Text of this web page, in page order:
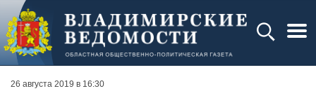
26 августа 2019 в 16:30